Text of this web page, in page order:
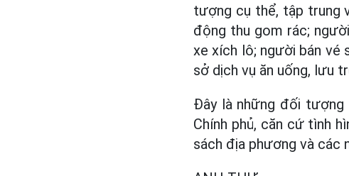
tượng cụ thể, tập trung
động thu gom rác;
xe xích lô; người bán
sở dịch vụ ăn uống, lưu
Đây là những đối
Chính phủ, căn cứ tình
sách địa phương và các